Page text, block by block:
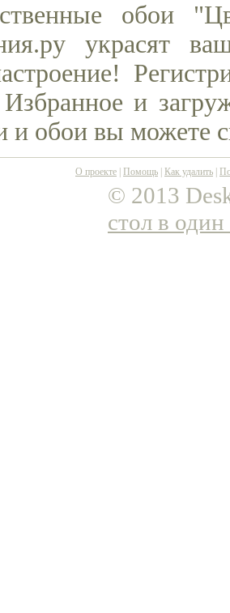
обои
украсят
и
и обои вы можете
О проекте Помощь Как удалить
© 2013
стол в